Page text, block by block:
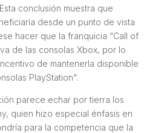
conclusión muestra que
desde un punto de vista
hacer que la franquicia “Call of
de las consolas Xbox, por lo
de mantenerla disponible
PlayStation".
parece echar por tierra los
quien hizo especial énfasis en
para la competencia que la